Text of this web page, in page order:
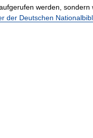
werden,
der Deutschen